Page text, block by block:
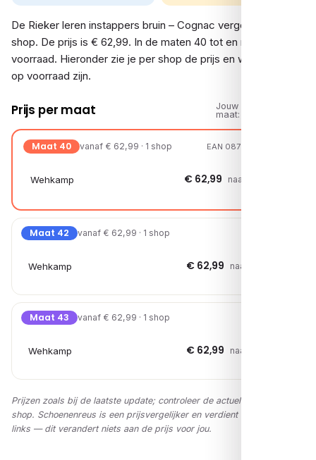
De Rieker leren instappers bruin – Cognac vergelijk je bij 1
shop. De prijs is € 62,99. In de maten 40 tot en met 43 is er
voorraad. Hieronder zie je per shop de prijs en welke maten
op voorraad zijn.
Prijs per maat
Jouw
maat:
Maat 40 vanaf € 62,99 · 1 shop EAN 08720251570122
Wehkamp € 62,99 naar shop →
Maat 42 vanaf € 62,99 · 1 shop
Wehkamp € 62,99 naar shop →
Maat 43 vanaf € 62,99 · 1 shop
Wehkamp € 62,99 naar shop →
Prijzen zoals bij de laatste update; controleer de actuele prijs in de
shop. Schoenenreus is een prijsvergelijker en verdient via affiliate-
links — dit verandert niets aan de prijs voor jou.